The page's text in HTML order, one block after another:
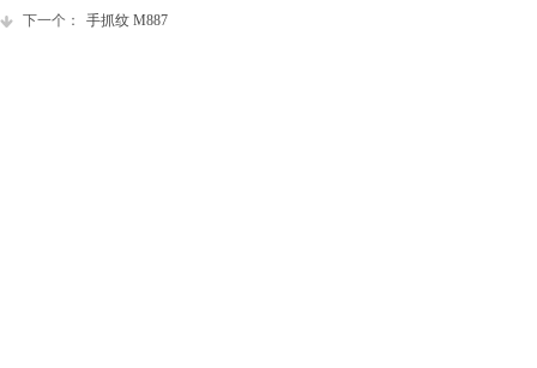
下一个：
手抓纹 M887